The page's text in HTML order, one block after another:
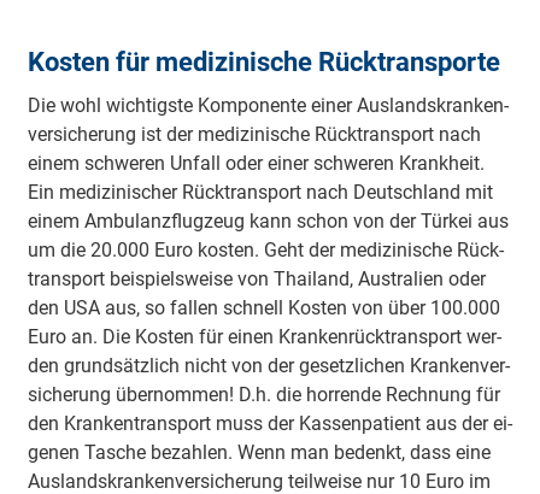
Kosten für medizinische Rücktransporte
Die wohl wich­tigs­te Kom­po­nen­te einer Aus­lands­kran­ken­
ver­siche­rung ist der me­di­zi­ni­sche Rück­trans­port nach
einem schwe­ren Un­fall oder einer schwe­ren Krank­heit.
Ein me­di­zi­ni­scher Rück­trans­port nach Deutsch­land mit
einem Am­bu­lanz­flug­zeug kann schon von der Tür­kei aus
um die 20.000 Euro kos­ten. Geht der me­di­zi­ni­sche Rück­
trans­port bei­spiels­wei­se von Thai­land, Aus­tra­li­en oder
den USA aus, so fal­len schnell Kos­ten von über 100.000
Euro an. Die Kos­ten für einen Kran­ken­rück­trans­port wer­
den grund­sätz­lich nicht von der ge­setz­li­chen Kran­ken­ver­
siche­rung über­nom­men! D.h. die hor­ren­de Rech­nung für
den Kran­ken­trans­port muss der Kas­sen­pa­tient aus der ei­
ge­nen Ta­sche be­zah­len. Wenn man be­denkt, dass eine
Aus­lands­kran­ken­ver­siche­rung teil­wei­se nur 10 Euro im